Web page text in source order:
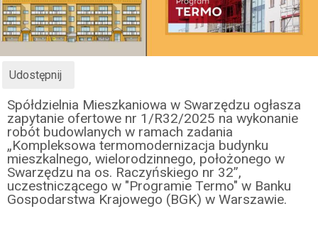
Udostępnij
Spółdzielnia Mieszkaniowa w Swarzędzu ogłasza
zapytanie ofertowe nr 1/R32/2025 na wykonanie
robót budowlanych w ramach zadania
„Kompleksowa termomodernizacja budynku
mieszkalnego, wielorodzinnego, położonego w
Swarzędzu na os. Raczyńskiego nr 32”,
uczestniczącego w "Programie Termo" w Banku
Gospodarstwa Krajowego (BGK) w Warszawie.